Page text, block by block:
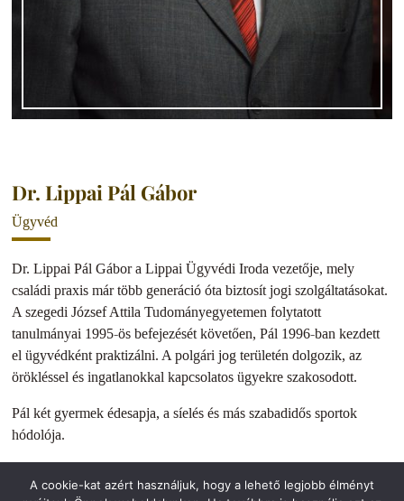
Dr. Lippai Pál Gábor
Ügyvéd
Dr. Lippai Pál Gábor a Lippai Ügyvédi Iroda vezetője, mely
családi praxis már több generáció óta biztosít jogi szolgáltatásokat.
A szegedi József Attila Tudományegyetemen folytatott
tanulmányai 1995-ös befejezését követően, Pál 1996-ban kezdett
el ügyvédként praktizálni. A polgári jog területén dolgozik, az
örökléssel és ingatlanokkal kapcsolatos ügyekre szakosodott.
Pál két gyermek édesapja, a síelés és más szabadidős sportok
hódolója.
A cookie-kat azért használjuk, hogy a lehető legjobb élményt